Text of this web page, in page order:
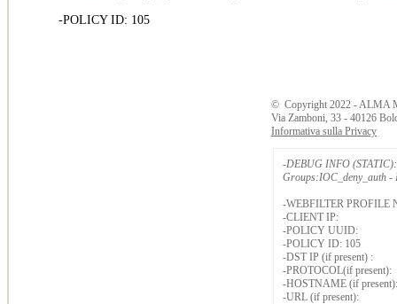
-POLICY ID: 105
© Copyright 2022 - ALMA
Via Zamboni, 33 - 40126
Informativa sulla Privacy
-DEBUG INFO (STATIC):
Groups:IOC_deny_auth -
-WEBFILTER PROFILE
-CLIENT IP:
-POLICY UUID:
-POLICY ID: 105
-DST IP (if present) :
-PROTOCOL(if present):
-HOSTNAME (if present):
-URL (if present):